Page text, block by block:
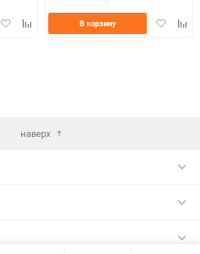
ДобавитьДобавить
Добавить
В корзину
наверх